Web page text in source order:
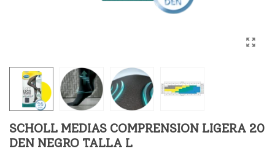
SCHOLL MEDIAS COMPRENSION LIGERA 20
DEN NEGRO TALLA L